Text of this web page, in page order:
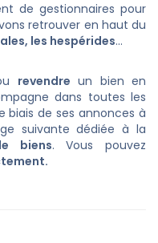
de gestionnaires pour
retrouver en haut du
, les hespérides...
revendre un bien en
dans toutes les
biais de ses annonces à
suivante dédiée à la
biens. Vous pouvez
.